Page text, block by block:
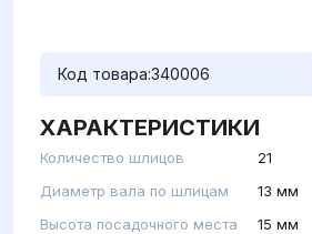
Код товара:340006
ХАРАКТЕРИСТИКИ
Количество шлицов
21
Диаметр вала по шлицам
13 мм
Высота посадочного места
15 мм